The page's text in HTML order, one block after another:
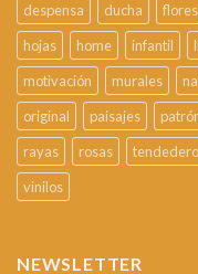
despensa
ducha flores
hojas
home infantil
motivación
murales
original
paisajes
rayas
rosas tendedero
vinilos
NEWSLETTER